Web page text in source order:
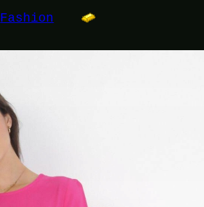
Fashion